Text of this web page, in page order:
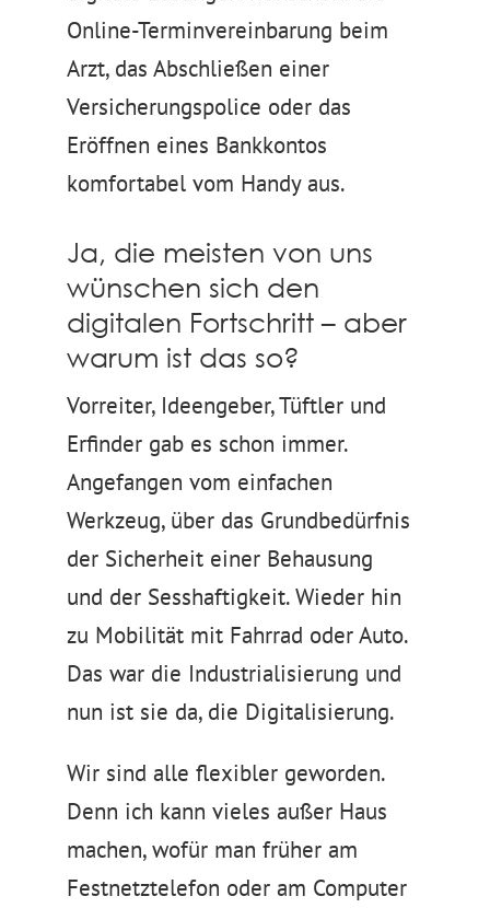
Online-Terminvereinbarung beim
Arzt, das Abschließen einer
Versicherungspolice oder das
Eröffnen eines Bankkontos
komfortabel vom Handy aus.
Ja, die meisten von uns
wünschen sich den
digitalen Fortschritt – aber
warum ist das so?
Vorreiter, Ideengeber, Tüftler und
Erfinder gab es schon immer.
Angefangen vom einfachen
Werkzeug, über das Grundbedürfnis
der Sicherheit einer Behausung
und der Sesshaftigkeit. Wieder hin
zu Mobilität mit Fahrrad oder Auto.
Das war die Industrialisierung und
nun ist sie da, die Digitalisierung.
Wir sind alle flexibler geworden.
Denn ich kann vieles außer Haus
machen, wofür man früher am
Festnetztelefon oder am Computer